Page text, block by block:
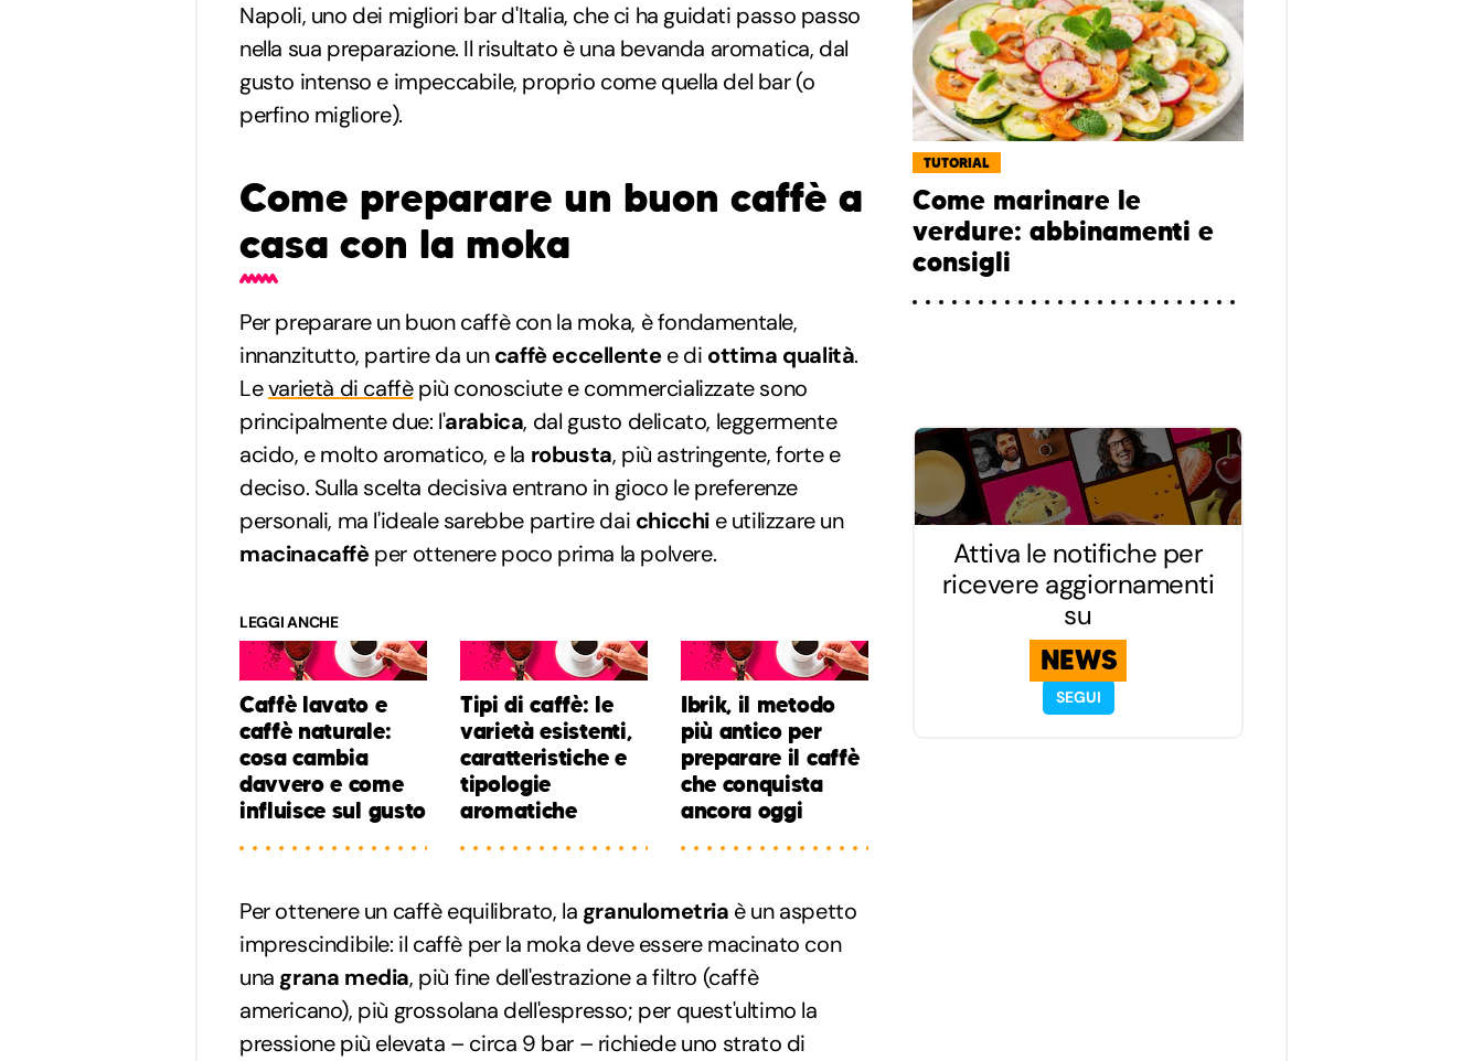
Napoli, uno dei migliori bar d'Italia, che ci ha guidati passo passo
nella sua preparazione. Il risultato è una bevanda aromatica, dal
gusto intenso e impeccabile, proprio come quella del bar (o
perfino migliore).
Come preparare un buon caffè a
casa con la moka
Per preparare un buon caffè con la moka, è fondamentale,
innanzitutto, partire da uncaffè eccellentee di ottima qualità.
Levarietà di caffèpiù conosciute e commercializzate sono
principalmente due: l'arabica, dal gusto delicato, leggermente
acido, e molto aromatico, e la robusta, più astringente, forte e
deciso. Sulla scelta decisiva entrano in gioco le preferenze
personali, ma l'ideale sarebbe partire dai chicchi e utilizzare un
macinacaffèper ottenere poco prima la polvere.
LEGGI ANCHE
Caffè lavato e
caffè naturale:
cosa cambia
davvero e come
influisce sul gusto
Tipi di caffè: le
varietà esistenti,
caratteristiche e
tipologie
aromatiche
Ibrik, il metodo
più antico per
preparare il caffè
che conquista
ancora oggi
Per ottenere un caffè equilibrato, la granulometria è un aspetto
imprescindibile: il caffè per la moka deve essere macinato con
una grana media, più fine dell'estrazione a filtro (caffè
americano), più grossolana dell'espresso; per quest'ultimo la
pressione più elevata – circa 9 bar – richiede uno strato di
TUTORIAL
Come marinare le
verdure: abbinamenti e
consigli
Attiva le notifiche per
ricevere aggiornamenti
su
NEWS
SEGUI